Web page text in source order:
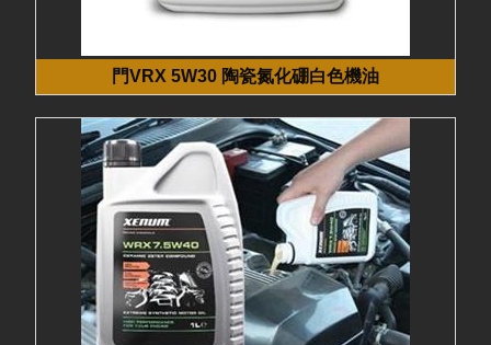
門VRX 5W30 陶瓷氮化硼白色機油